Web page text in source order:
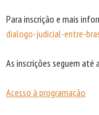
Para inscrição e mais
dialogo-judicial-entre-
As inscrições seguem até
Acesso à programação